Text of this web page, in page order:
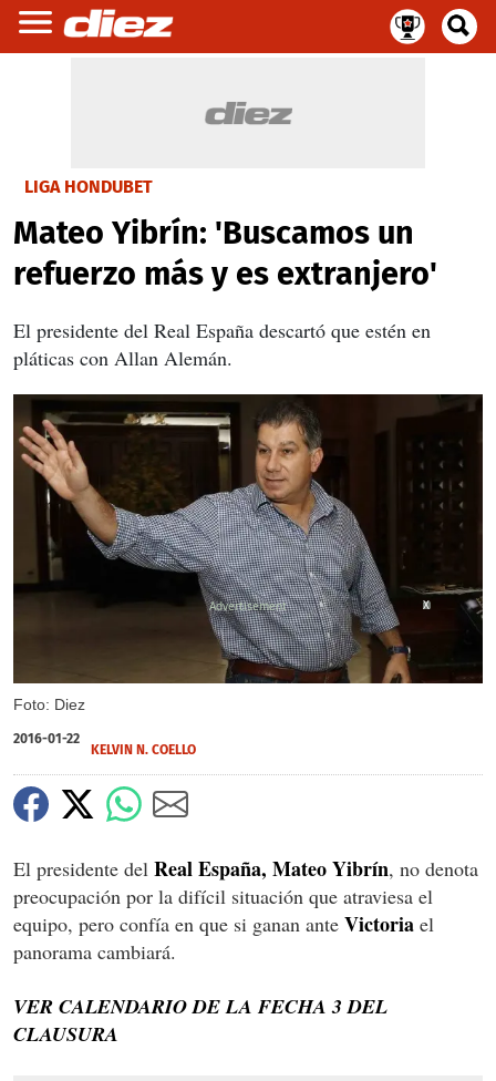
LIGA HONDUBET
Mateo Yibrín: 'Buscamos un
refuerzo más y es extranjero'
El presidente del Real España descartó que estén en
pláticas con Allan Alemán.
Foto: Diez
X
2016-01-22
KELVIN N. COELLO
El presidente del Real España, Mateo Yibrín, no denota
preocupación por la difícil situación que atraviesa el
equipo, pero confía en que si ganan ante Victoria el
panorama cambiará.
VER CALENDARIO DE LA FECHA 3 DEL
CLAUSURA